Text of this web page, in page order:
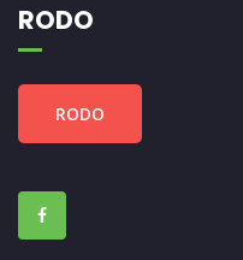
RODO
RODO